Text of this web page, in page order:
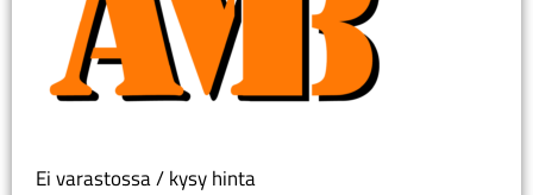
Ei varastossa / kysy hinta